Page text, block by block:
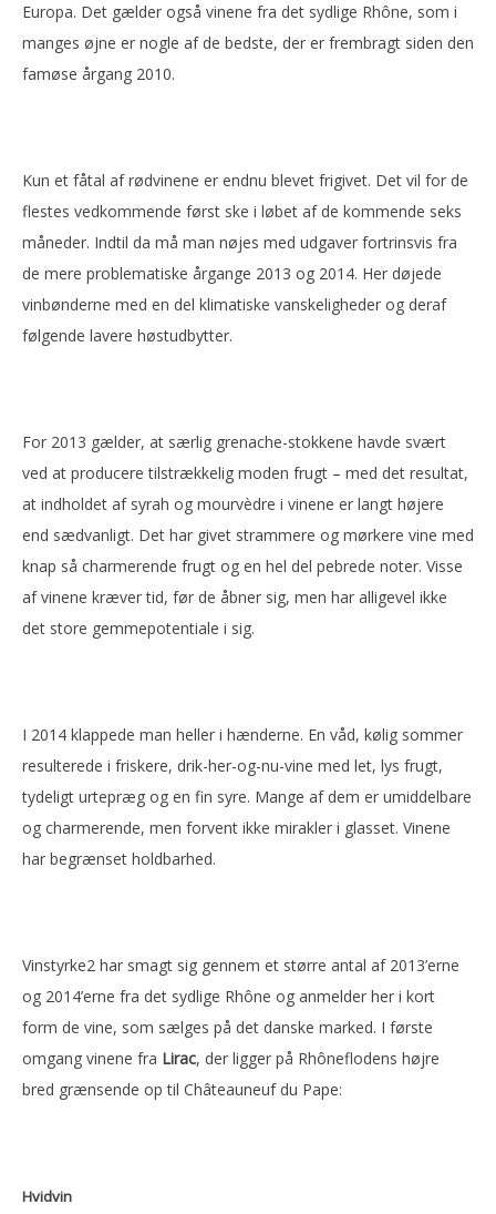
Europa. Det gælder også vinene fra det sydlige Rhône, som i
manges øjne er nogle af de bedste, der er frembragt siden den
famøse årgang 2010.
Kun et fåtal af rødvinene er endnu blevet frigivet. Det vil for de
flestes vedkommende først ske i løbet af de kommende seks
måneder. Indtil da må man nøjes med udgaver fortrinsvis fra
de mere problematiske årgange 2013 og 2014. Her døjede
vinbønderne med en del klimatiske vanskeligheder og deraf
følgende lavere høstudbytter.
For 2013 gælder, at særlig grenache-stokkene havde svært
ved at producere tilstrækkelig moden frugt – med det resultat,
at indholdet af syrah og mourvèdre i vinene er langt højere
end sædvanligt. Det har givet strammere og mørkere vine med
knap så charmerende frugt og en hel del pebrede noter. Visse
af vinene kræver tid, før de åbner sig, men har alligevel ikke
det store gemmepotentiale i sig.
I 2014 klappede man heller i hænderne. En våd, kølig sommer
resulterede i friskere, drik-her-og-nu-vine med let, lys frugt,
tydeligt urtepræg og en fin syre. Mange af dem er umiddelbare
og charmerende, men forvent ikke mirakler i glasset. Vinene
har begrænset holdbarhed.
Vinstyrke2 har smagt sig gennem et større antal af 2013’erne
og 2014’erne fra det sydlige Rhône og anmelder her i kort
form de vine, som sælges på det danske marked. I første
omgang vinene fra Lirac, der ligger på Rhôneflodens højre
bred grænsende op til Châteauneuf du Pape:
Hvidvin